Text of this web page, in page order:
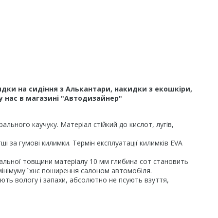
на сидіння з Алькантари, накидки з екошкіри,
нас в магазині "Автодизайнер"
каучуку. Матеріал стійкий до кислот, лугів,
гумові килимки. Термін експлуатації килимків EVA
товщини матеріалу 10 мм глибина сот становить
їхнє поширення салоном автомобіля.
вологу і запахи, абсолютно не псують взуття,